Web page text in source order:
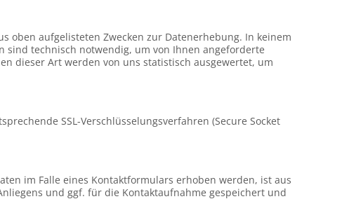
oben aufgelisteten Zwecken zur Datenerhebung. In keinem
sind technisch notwendig, um von Ihnen angeforderte
dieser Art werden von uns statistisch ausgewertet, um
SSL-Verschlüsselungsverfahren (Secure Socket
im Falle eines Kontaktformulars erhoben werden, ist aus
und ggf. für die Kontaktaufnahme gespeichert und